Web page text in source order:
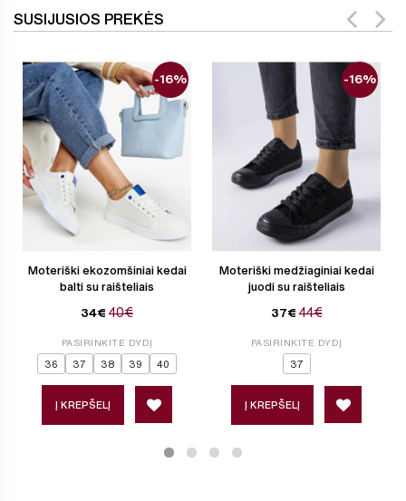
SUSIJUSIOS PREKĖS
Moteriški ekozomšiniai kedai
balti su raišteliais
34€ 40€
-16%
PASIRINKITE DYDĮ
36 37 38 39 40
Į KREPŠELĮ
Moteriški medžiaginiai kedai
juodi su raišteliais
37€ 44€
-16%
PASIRINKITE DYDĮ
37
Į KREPŠELĮ